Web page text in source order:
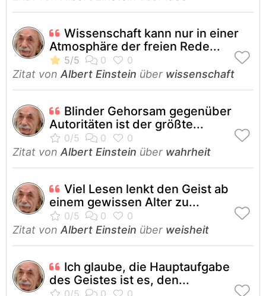
Wissenschaft kann nur in einer
Atmosphäre der freien Rede...
Zitat von Albert Einstein über wissenschaft
Blinder Gehorsam gegenüber
Autoritäten ist der größte...
Zitat von Albert Einstein über wahrheit
Viel Lesen lenkt den Geist ab
einem gewissen Alter zu...
Zitat von Albert Einstein über weisheit
Ich glaube, die Hauptaufgabe
des Geistes ist es, den...